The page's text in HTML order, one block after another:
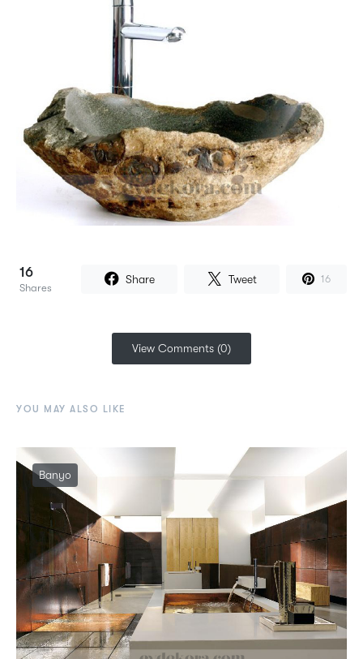
16
Shares
Share Tweet 16
View Comments (0)
YOU MAY ALSO LIKE
Banyo